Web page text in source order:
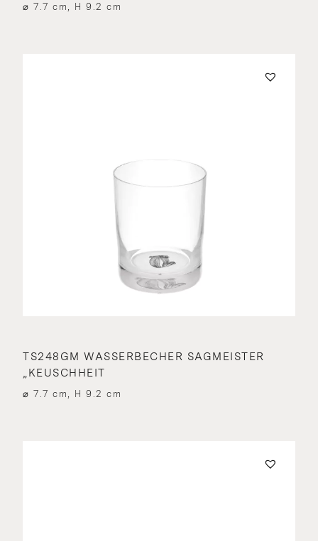
⌀ 7.7 cm, H 9.2 cm
TS248GM WASSERBECHER SAGMEISTER
„KEUSCHHEIT
⌀ 7.7 cm, H 9.2 cm